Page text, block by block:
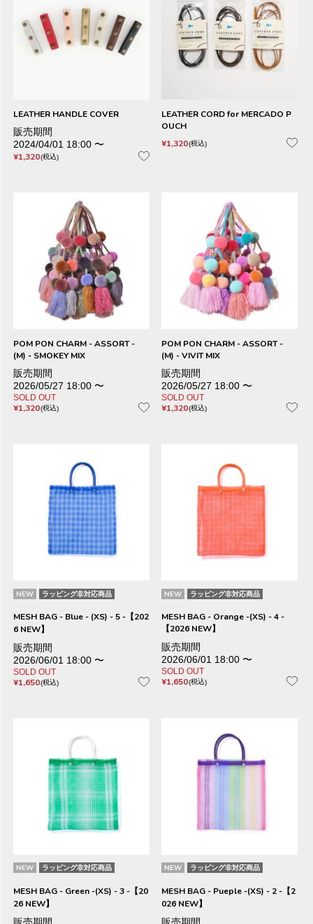
LEATHER HANDLE COVER
販売期間
2024/04/01 18:00 〜
¥1,320 税込
LEATHER CORD for MERCADO P
OUCH
¥1,320 税込
POM PON CHARM - ASSORT -
(M) - SMOKEY MIX
販売期間
2026/05/27 18:00 〜
SOLD OUT
¥1,320 税込
POM PON CHARM - ASSORT -
(M) - VIVIT MIX
販売期間
2026/05/27 18:00 〜
SOLD OUT
¥1,320 税込
NEW ラッピング非対応商品
MESH BAG - Blue - (XS) - 5 -【202
6 NEW】
販売期間
2026/06/01 18:00 〜
SOLD OUT
¥1,650 税込
NEW ラッピング非対応商品
MESH BAG - Orange -(XS) - 4 -
【2026 NEW】
販売期間
2026/06/01 18:00 〜
SOLD OUT
¥1,650 税込
NEW ラッピング非対応商品
MESH BAG - Green -(XS) - 3 -【20
26 NEW】
NEW ラッピング非対応商品
MESH BAG - Pueple -(XS) - 2 -【2
026 NEW】